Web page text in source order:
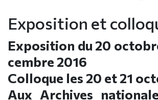
Exposition et
Exposition du 20
cembre 2016
Colloque les 20 et 21
Aux Archives